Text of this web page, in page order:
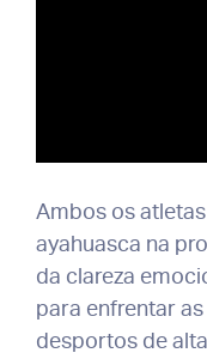
Ambos os
ayahuasca na
da clareza
para enfrentar
desportos de